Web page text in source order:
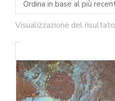
Visualizzazione del risultato